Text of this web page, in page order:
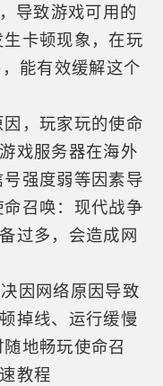
导致游戏可用的
卡顿现象，在玩
能有效缓解这个
，玩家玩的使命
戏服务器在海外
强度弱等因素导
召唤：现代战争
过多，会造成网
因网络原因导致
掉线、运行缓慢
地畅玩使命召
教程